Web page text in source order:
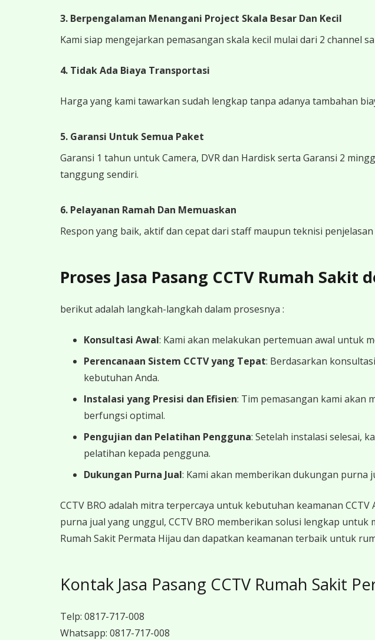
3. Berpengalaman Menangani Project Skala Besar Dan Kecil
Kami siap mengejarkan pemasangan skala kecil mulai dari 2 channel
4. Tidak Ada Biaya Transportasi
Harga yang kami tawarkan sudah lengkap tanpa adanya tambahan
5. Garansi Untuk Semua Paket
Garansi 1 tahun untuk Camera, DVR dan Hardisk serta Garansi 2
tanggung sendiri.
6. Pelayanan Ramah Dan Memuaskan
Respon yang baik, aktif dan cepat dari staff maupun teknisi
Proses Jasa Pasang CCTV Rumah Sakit
berikut adalah langkah-langkah dalam prosesnya :
Konsultasi Awal: Kami akan melakukan pertemuan awal untuk
Perencanaan Sistem CCTV yang Tepat: Berdasarkan
kebutuhan Anda.
Instalasi yang Presisi dan Efisien: Tim pemasangan kami akan
berfungsi optimal.
Pengujian dan Pelatihan Pengguna: Setelah instalasi selesai,
pelatihan kepada pengguna.
Dukungan Purna Jual: Kami akan memberikan dukungan purna
CCTV BRO adalah mitra terpercaya untuk kebutuhan keamanan
purna jual yang unggul, CCTV BRO memberikan solusi lengkap untuk
Rumah Sakit Permata Hijau dan dapatkan keamanan terbaik untuk
Kontak Jasa Pasang CCTV Rumah Sakit
Telp: 0817-717-008
Whatsapp: 0817-717-008